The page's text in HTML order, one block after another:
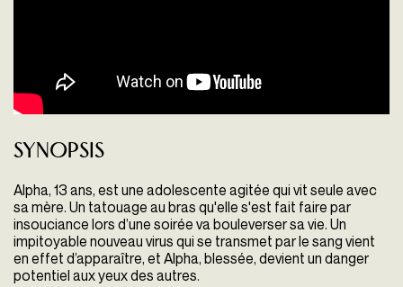
Synopsis
Alpha, 13 ans, est une adolescente agitée qui vit seule avec
sa mère. Un tatouage au bras qu'elle s'est fait faire par
insouciance lors d’une soirée va bouleverser sa vie. Un
impitoyable nouveau virus qui se transmet par le sang vient
en effet d’apparaître, et Alpha, blessée, devient un danger
potentiel aux yeux des autres.